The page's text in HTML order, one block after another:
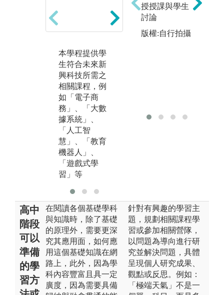
本學程提供學
生符合未來新
興科技所需之
相關課程，例
如「電子商
務」、「大數
據系統」、
「人工智
慧」、「教育
機器人」、
「遊戲式學
習」等
版實驗室」、
授授課與學生
討論
版權:自行拍攝
高中
階段
可以
準備
的學
習方
在閱讀各個基礎學科
與知識時，除了基礎
的原理外，需要更深
究其應用面，如何應
用這個基礎知識在網
路上，此外，因為學
科內容豐富且具一定
廣度，因為需要具備
針對有興趣的學習主
題，規劃相關課程學
習或參加相關營隊，
以問題為導向進行研
究並解決問題，具體
呈現個人研究成果、
觀點或反思。例如：
「極端天氣」不是一